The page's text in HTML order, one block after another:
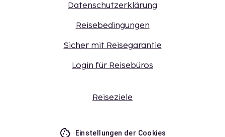
Datenschutzerklärung
Reisebedingungen
Sicher mit Reisegarantie
Login für Reisebüros
Reiseziele
Einstellungen der Cookies